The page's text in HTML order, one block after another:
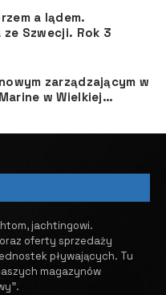
a lądem.
ze Szwecji. Rok 3
zarządzającym w
w Wielkiej
jachtingowi.
oferty sprzedaży
pływających. ​ Tu
magazynów